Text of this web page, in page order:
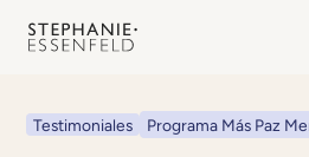
Testimoniales Programa Más Paz